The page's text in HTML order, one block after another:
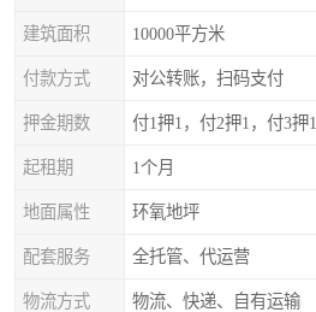
建筑面积 10000平方米
付款方式 对公转账，扫码支付
押金期数 付1押1，付2押1，付3押1
起租期 1个月
地面属性 环氧地坪
配套服务 全托管、代运营
物流方式 物流、快递、自有运输